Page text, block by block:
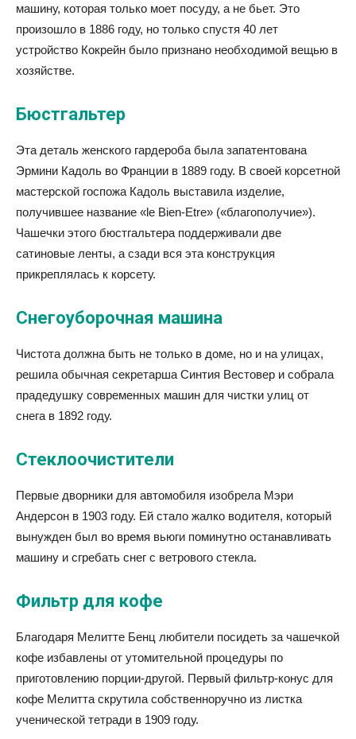
машину, которая только моет посуду, а не бьет. Это
произошло в 1886 году, но только спустя 40 лет
устройство Кокрейн было признано необходимой вещью в
хозяйстве.
Бюстгальтер
Эта деталь женского гардероба была запатентована
Эрмини Кадоль во Франции в 1889 году. В своей корсетной
мастерской госпожа Кадоль выставила изделие,
получившее название «le Bien-Etre» («благополучие»).
Чашечки этого бюстгальтера поддерживали две
сатиновые ленты, а сзади вся эта конструкция
прикреплялась к корсету.
Снегоуборочная машина
Чистота должна быть не только в доме, но и на улицах,
решила обычная секретарша Синтия Вестовер и собрала
прадедушку современных машин для чистки улиц от
снега в 1892 году.
Стеклоочистители
Первые дворники для автомобиля изобрела Мэри
Андерсон в 1903 году. Ей стало жалко водителя, который
вынужден был во время вьюги поминутно останавливать
машину и сгребать снег с ветрового стекла.
Фильтр для кофе
Благодаря Мелитте Бенц любители посидеть за чашечкой
кофе избавлены от утомительной процедуры по
приготовлению порции-другой. Первый фильтр-конус для
кофе Мелитта скрутила собственноручно из листка
ученической тетради в 1909 году.